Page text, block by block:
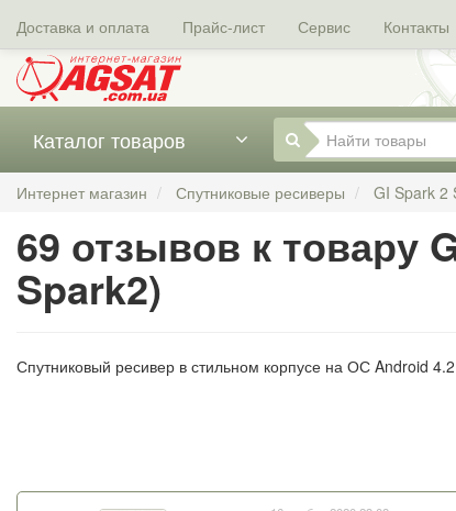
Доставка и оплата Прайс-лист Сервис Контакты
Каталог товаров
Интернет магазин Спутниковые ресиверы GI Spark 2
69 отзывов к товару
Spark2)
Спутниковый ресивер в стильном корпусе на ОС Android